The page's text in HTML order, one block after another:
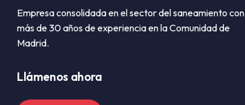
Empresa consolidada en el sector del saneamiento con
más de 30 años de experiencia en la Comunidad de
Madrid.
Llámenos ahora